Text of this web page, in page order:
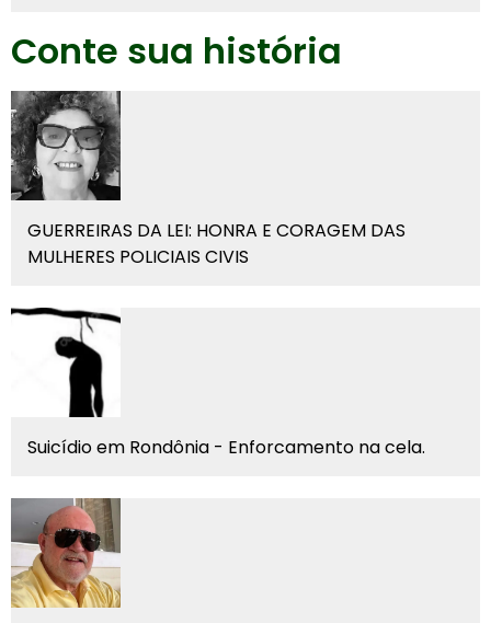
Conte sua história
GUERREIRAS DA LEI: HONRA E CORAGEM DAS
MULHERES POLICIAIS CIVIS
Suicídio em Rondônia - Enforcamento na cela.